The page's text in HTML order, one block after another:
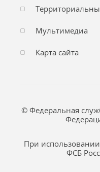
Мультимедиа
Карта сайта
© Федеральная
При
ФСБ